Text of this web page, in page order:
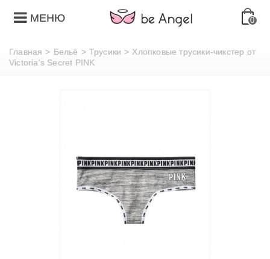
МЕНЮ 0
Главная > Бельё > Трусики > Хлопковые трусики-чикстер от
Victoria's Secret PINK